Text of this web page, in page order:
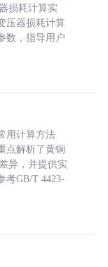
损耗计算实
压器损耗计算
数，指导用户
用计算方法
点解析了黄铜
异，并提供实
考GB/T 4423-